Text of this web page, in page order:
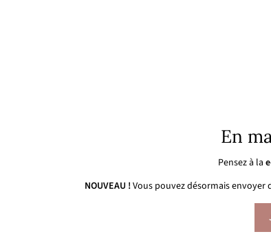
En
Pensez à la
NOUVEAU !Vous pouvez désormais envoyer